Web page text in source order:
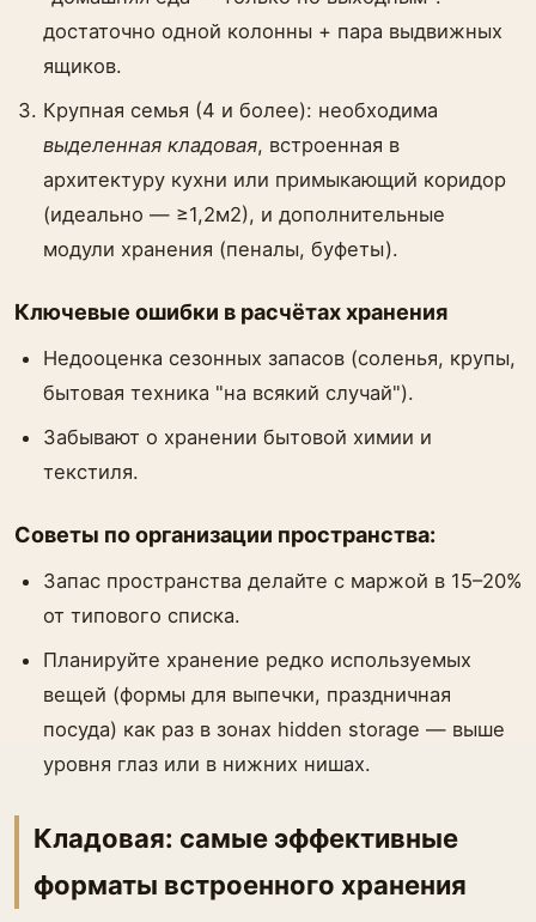
достаточно одной колонны + пара выдвижных
ящиков.
Крупная семья (4 и более): необходима
выделенная кладовая, встроенная в
архитектуру кухни или примыкающий коридор
(идеально — ≥1,2м2), и дополнительные
модули хранения (пеналы, буфеты).
Ключевые ошибки в расчётах хранения
Недооценка сезонных запасов (соленья, крупы,
бытовая техника "на всякий случай").
Забывают о хранении бытовой химии и
текстиля.
Советы по организации пространства:
Запас пространства делайте с маржой в 15–20%
от типового списка.
Планируйте хранение редко используемых
вещей (формы для выпечки, праздничная
посуда) как раз в зонах hidden storage — выше
уровня глаз или в нижних нишах.
Кладовая: самые эффективные
форматы встроенного хранения